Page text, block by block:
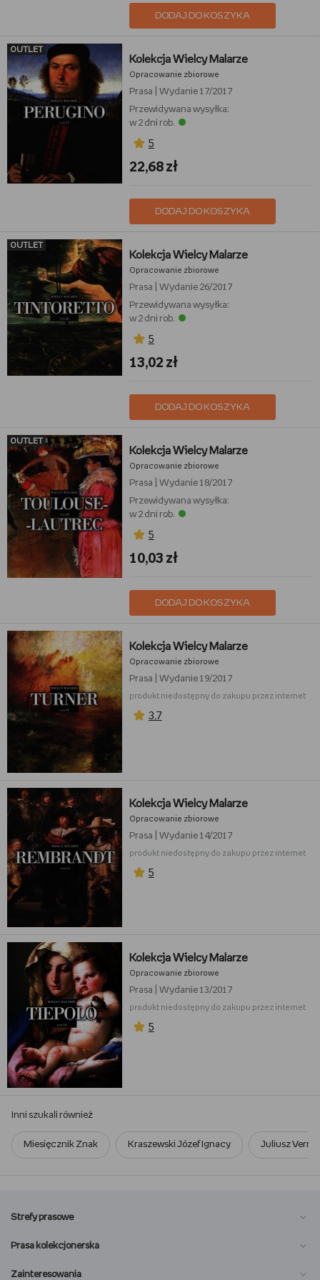
DODAJ DO KOSZYKA
OUTLET
Kolekcja Wielcy Malarze
Opracowanie zbiorowe
Prasa
Wydanie 17/2017
Przewidywana wysyłka:
w 2 dni rob.
5
22,68 zł
DODAJ DO KOSZYKA
OUTLET
Kolekcja Wielcy Malarze
Opracowanie zbiorowe
Prasa
Wydanie 26/2017
Przewidywana wysyłka:
w 2 dni rob.
5
13,02 zł
DODAJ DO KOSZYKA
OUTLET
Kolekcja Wielcy Malarze
Opracowanie zbiorowe
Prasa
Wydanie 18/2017
Przewidywana wysyłka:
w 2 dni rob.
5
10,03 zł
DODAJ DO KOSZYKA
Kolekcja Wielcy Malarze
Opracowanie zbiorowe
Prasa Wydanie 19/2017
produkt niedostępny do zakupu przez internet
3,7
Kolekcja Wielcy Malarze
Opracowanie zbiorowe
Prasa Wydanie 14/2017
produkt niedostępny do zakupu przez internet
5
Kolekcja Wielcy Malarze
Opracowanie zbiorowe
Prasa Wydanie 13/2017
produkt niedostępny do zakupu przez internet
5
Inni szukali również
Miesięcznik Znak Kraszewski Józef Ignacy Juliusz Verne
Strefy prasowe
Prasa kolekcjonerska
Zainteresowania